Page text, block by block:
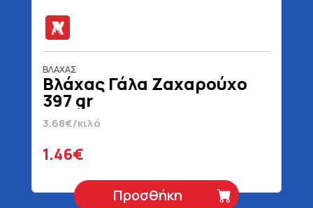
ΒΛΑΧΑΣ
Βλάχας Γάλα Ζαχαρούχο
397 gr
3.68€/κιλό
1.46€
Προσθήκη